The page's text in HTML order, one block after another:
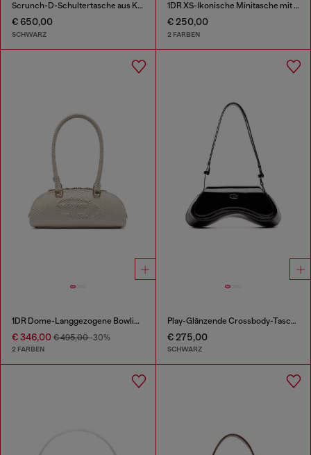
Scrunch-D-Schultertasche aus Knitter-Leder
€ 650,00
SCHWARZ
1DR XS-Ikonische Minitasche mit D logo-Plakette
€ 250,00
2 FARBEN
1DR Dome-Langgezogene Bowlingtasche aus Leder in Schlangenoptik
€ 346,00 € 495,00-30%
2 FARBEN
Play-Glänzende Crossbody-Tasche
€ 275,00
SCHWARZ